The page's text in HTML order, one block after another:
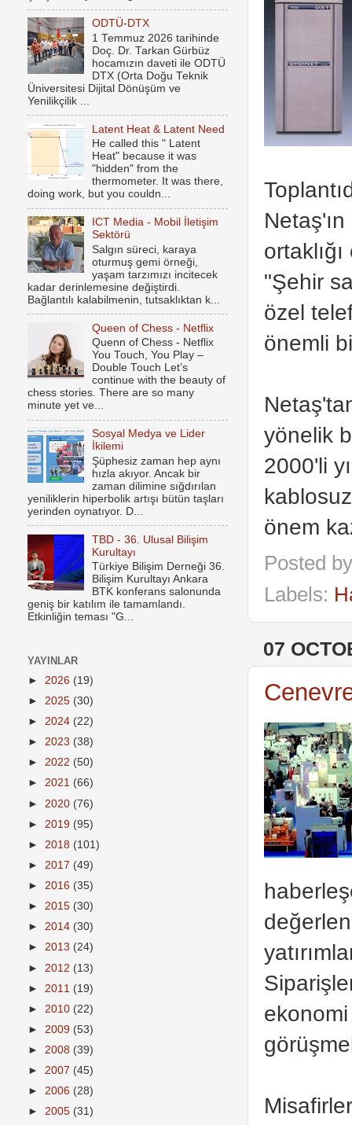
"Şehir
özel
önemli
yönelik
2000'li
önem
Posted
Labels:
07
ODTÜ-DTX
1 Temmuz 2026 tarihinde
Doç. Dr. Tarkan Gürbüz
hocamızın daveti ile ODTÜ
DTX (Orta Doğu Teknik
Üniversitesi Dijital Dönüşüm ve
Yenilikçilik ...
Latent Heat & Latent Need
He called this " Latent
Heat" because it was
"hidden" from the
thermometer. It was there,
doing work, but you couldn...
ICT Media - Mobil İletişim
Sektörü
Salgın süreci, karaya
oturmuş gemi örneği,
yaşam tarzımızı incitecek
kadar derinlemesine değiştirdi.
Bağlantılı kalabilmenin, tutsaklıktan k...
Queen of Chess - Netflix
Quenn of Chess - Netflix
You Touch, You Play –
Double Touch Let’s
continue with the beauty of
chess stories. There are so many
minute yet ve...
Sosyal Medya ve Lider
İkilemi
Şüphesiz zaman hep aynı
hızla akıyor. Ancak bir
zaman dilimine sığdırılan
yeniliklerin hiperbolik artışı bütün taşları
yerinden oynatıyor. D...
TBD - 36. Ulusal Bilişim
Kurultayı
Türkiye Bilişim Derneği 36.
Bilişim Kurultayı Ankara
BTK konferans salonunda
geniş bir katılım ile tamamlandı.
Etkinliğin teması "G...
YAYINLAR
► 2026 (19)
► 2025 (30)
► 2024 (22)
► 2023 (38)
► 2022 (50)
► 2021 (66)
► 2020 (76)
► 2019 (95)
► 2018 (101)
► 2017 (49)
► 2016 (35)
► 2015 (30)
► 2014 (30)
► 2013 (24)
► 2012 (13)
► 2011 (19)
► 2010 (22)
► 2009 (53)
► 2008 (39)
► 2007 (45)
► 2006 (28)
► 2005 (31)